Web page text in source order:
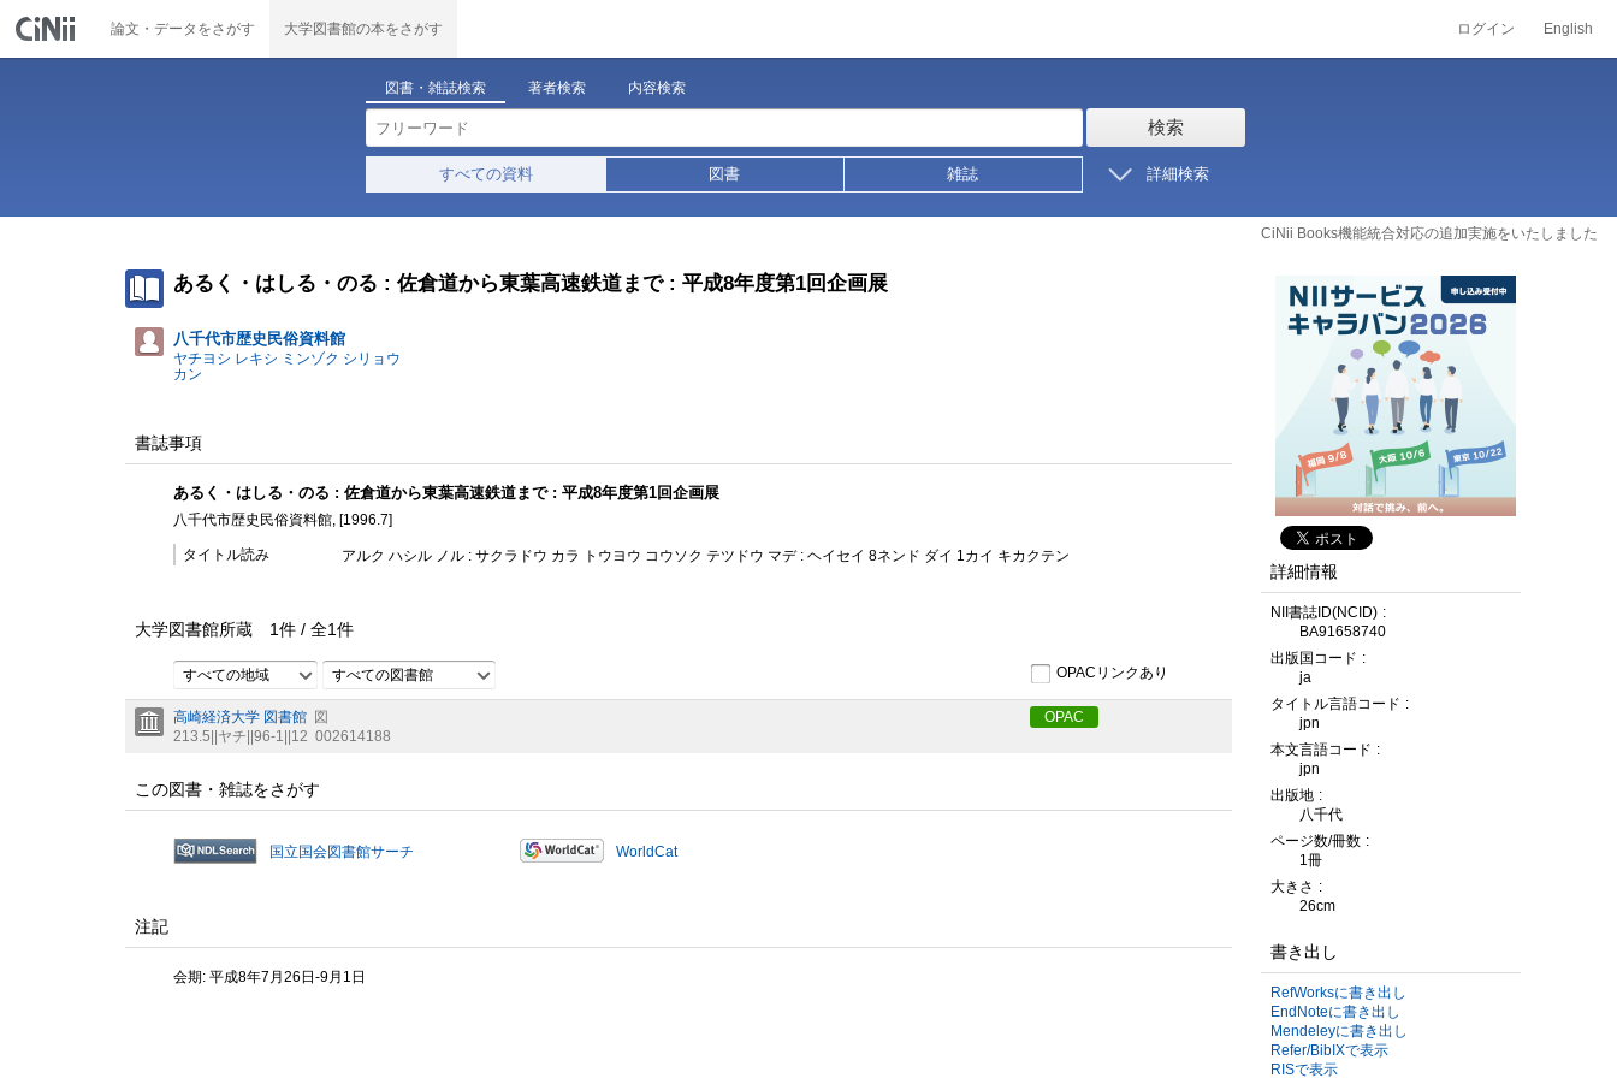
論文・データをさがす 大学図書館の本をさがす ログイン English
図書・雑誌検索 著者検索 内容検索
検索
すべての資料 図書 雑誌 詳細検索
CiNii Books機能統合対応の追加実施をいたしました
あるく・はしる・のる : 佐倉道から東葉高速鉄道まで : 平成8年度第1回企画展
八千代市歴史民俗資料館
ヤチヨシ レキシ ミンゾク シリョウ
カン
書誌事項
あるく・はしる・のる : 佐倉道から東葉高速鉄道まで : 平成8年度第1回企画展
八千代市歴史民俗資料館, [1996.7]
タイトル読み アルク ハシル ノル : サクラドウ カラ トウヨウ コウソク テツドウ マデ : ヘイセイ 8ネンド ダイ 1カイ キカクテン
大学図書館所蔵 1件 / 全1件
すべての地域 すべての図書館 OPACリンクあり
高崎経済大学 図書館 図
213.5||ヤチ||96-1||12 002614188
OPAC
この図書・雑誌をさがす
国立国会図書館サーチ WorldCat
注記
会期: 平成8年7月26日-9月1日
詳細情報
NII書誌ID(NCID)
BA91658740
出版国コード
ja
タイトル言語コード
jpn
本文言語コード
jpn
出版地
八千代
ページ数/冊数
1冊
大きさ
26cm
書き出し
RefWorksに書き出し
EndNoteに書き出し
Mendeleyに書き出し
Refer/BibIXで表示
RISで表示